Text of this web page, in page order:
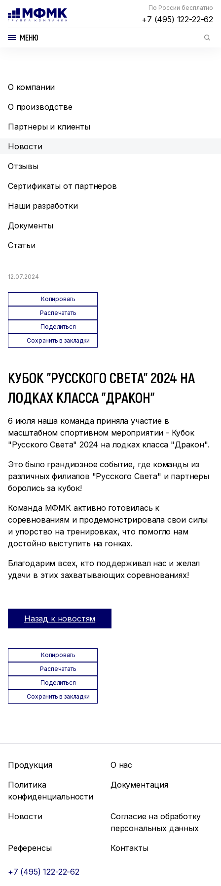
По России бесплатно
+7 (495) 122-22-62
МЕНЮ
О компании
О производстве
Партнеры и клиенты
Новости
Отзывы
Сертификаты от партнеров
Наши разработки
Документы
Статьи
12.07.2024
Копировать
Распечатать
Поделиться
Сохранить в закладки
КУБОК "РУССКОГО СВЕТА" 2024 НА
ЛОДКАХ КЛАССА "ДРАКОН"
6 июля наша команда приняла участие в
масштабном спортивном мероприятии - Кубок
"Русского Света" 2024 на лодках класса "Дракон".
Это было грандиозное событие, где команды из
различных филиалов "Русского Света" и партнеры
боролись за кубок!
Команда МФМК активно готовилась к
соревнованиям и продемонстрировала свои силы
и упорство на тренировках, что помогло нам
достойно выступить на гонках.
Благодарим всех, кто поддерживал нас и желал
удачи в этих захватывающих соревнованиях!
Назад к новостям
Копировать
Распечатать
Поделиться
Сохранить в закладки
Продукция
О нас
Политика
конфиденциальности
Документация
Новости
Согласие на обработку
персональных данных
Референсы
Контакты
+7 (495) 122-22-62